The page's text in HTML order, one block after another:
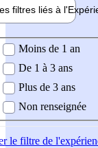
filtres liés à l'
demandée
Moins de 1 an
De 1 à 3 ans
Plus de 3 ans
Non renseignée
le filtre de